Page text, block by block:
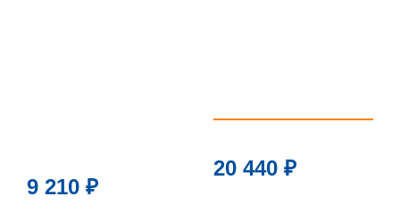
9 210 ₽
20 440 ₽